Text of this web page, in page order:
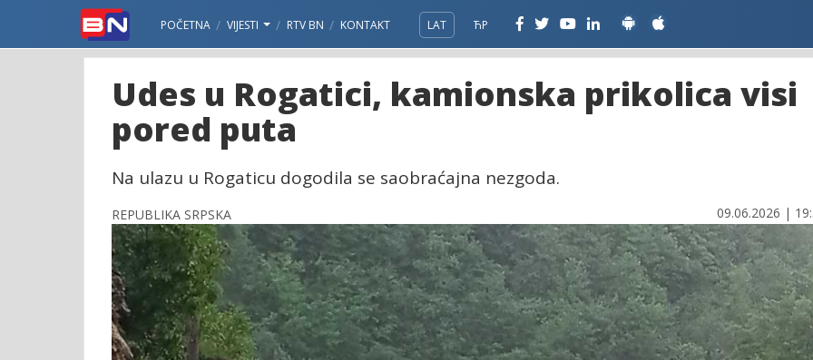
POČETNA VIJESTI RTV BN KONTAKT LAT ЋР
Udes u Rogatici, kamionska prikolica visi
pored puta
Na ulazu u Rogaticu dogodila se saobraćajna nezgoda.
REPUBLIKA SRPSKA 09.06.2026 |